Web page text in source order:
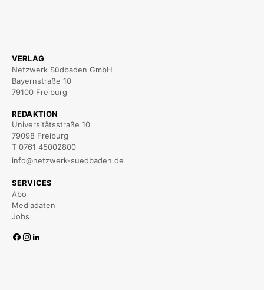
VERLAG
Netzwerk Südbaden GmbH
Bayernstraße 10
79100 Freiburg
REDAKTION
Universitätsstraße 10
79098 Freiburg
T 0761 45002800
info@netzwerk-suedbaden.de
SERVICES
Abo
Mediadaten
Jobs